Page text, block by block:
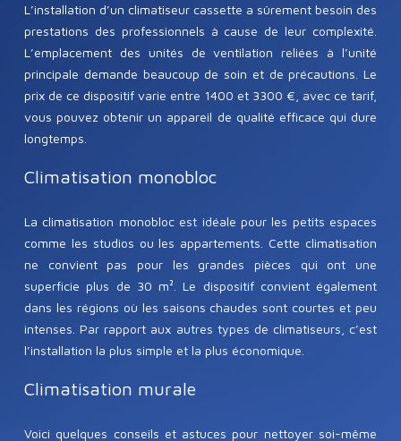
L’installation d’un climatiseur cassette a sûrement besoin des
prestations des professionnels à cause de leur complexité.
L’emplacement des unités de ventilation reliées à l’unité
principale demande beaucoup de soin et de précautions. Le
prix de ce dispositif varie entre 1400 et 3300 €, avec ce tarif,
vous pouvez obtenir un appareil de qualité efficace qui dure
longtemps.
Climatisation monobloc
La climatisation monobloc est idéale pour les petits espaces
comme les studios ou les appartements. Cette climatisation
ne convient pas pour les grandes pièces qui ont une
superficie plus de 30 m². Le dispositif convient également
dans les régions où les saisons chaudes sont courtes et peu
intenses. Par rapport aux autres types de climatiseurs, c’est
l’installation la plus simple et la plus économique.
Climatisation murale
Voici quelques conseils et astuces pour nettoyer soi-même